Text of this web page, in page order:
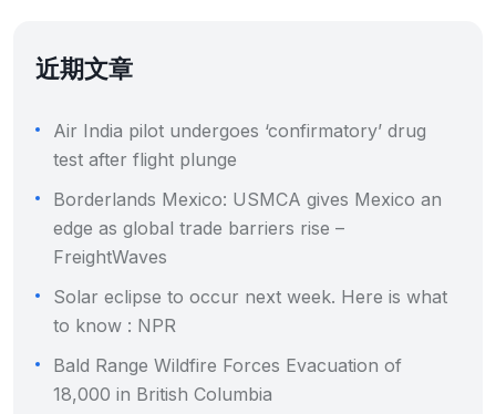
近期文章
Air India pilot undergoes ‘confirmatory’ drug
test after flight plunge
Borderlands Mexico: USMCA gives Mexico an
edge as global trade barriers rise –
FreightWaves
Solar eclipse to occur next week. Here is what
to know : NPR
Bald Range Wildfire Forces Evacuation of
18,000 in British Columbia